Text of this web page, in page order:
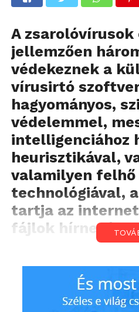
A zsarolóvírusok
jellemzően
védekeznek a
vírusirtó
hagyományos,
védelemmel,
intelligenciához
heurisztikával,
valamilyen felhő
technológiával,
tartja az
fájlok hírnevét.
Az elmúlt év történései –
a WannaCry kártevők
fertőzési hullámokat